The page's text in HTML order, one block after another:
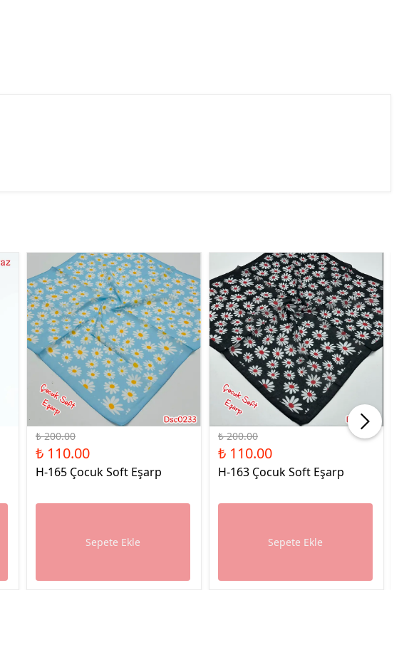
%45 İndirim
₺ 200.00
₺ 110.00
H-165 Çocuk Soft Eşarp
Sepete Ekle
%45 İndirim
₺ 200.00
₺ 110.00
H-163 Çocuk Soft Eşarp
Sepete Ekle